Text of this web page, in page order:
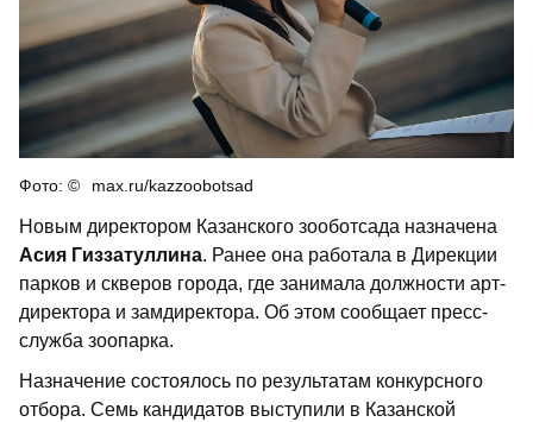
max.ru/kazzoobotsad
Новым директором Казанского зооботсада назначена
Асия Гиззатуллина. Ранее она работала в Дирекции
парков и скверов города, где занимала должности арт-
директора и замдиректора. Об этом сообщает пресс-
служба зоопарка.
Назначение состоялось по результатам конкурсного
отбора. Семь кандидатов выступили в Казанской